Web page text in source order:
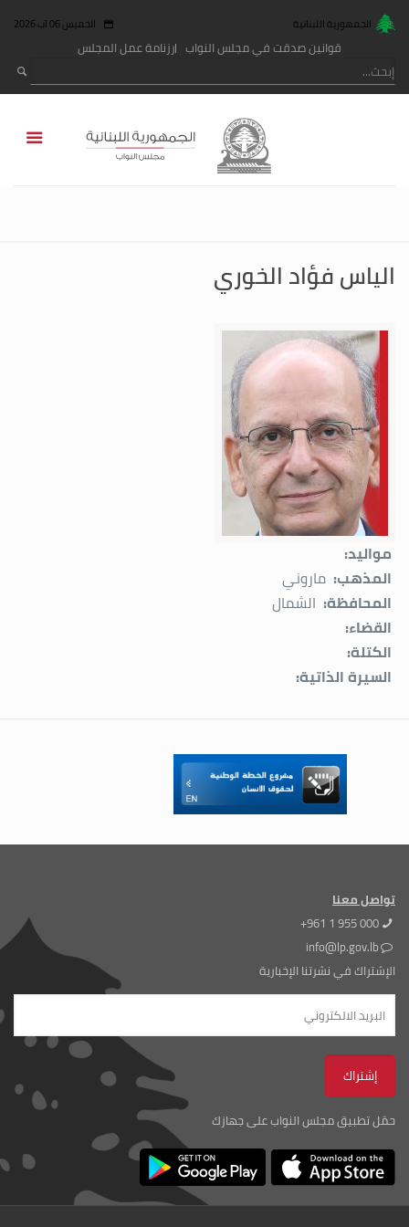
الجمهورية اللبنانية الخميس 06 آب 2026
قوانين صدقت في مجلس النواب رزنامة عمل المجلس
الياس فؤاد الخوري
مواليد:
المذهب: ماروني
المحافظة: الشمال
القضاء:
الكتلة:
السيرة الذاتية:
تواصل معنا
+961 1 955 000
info@lp.gov.lb
الإشتراك في نشرتنا الإخبارية
حمّل تطبيق مجلس النواب على جهازك